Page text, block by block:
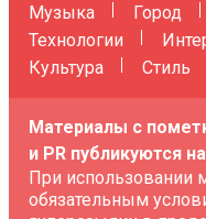
Музыка Город
Технологии
Культура
Стиль
Материалы с
и PR публикуются
При использовании
обязательным